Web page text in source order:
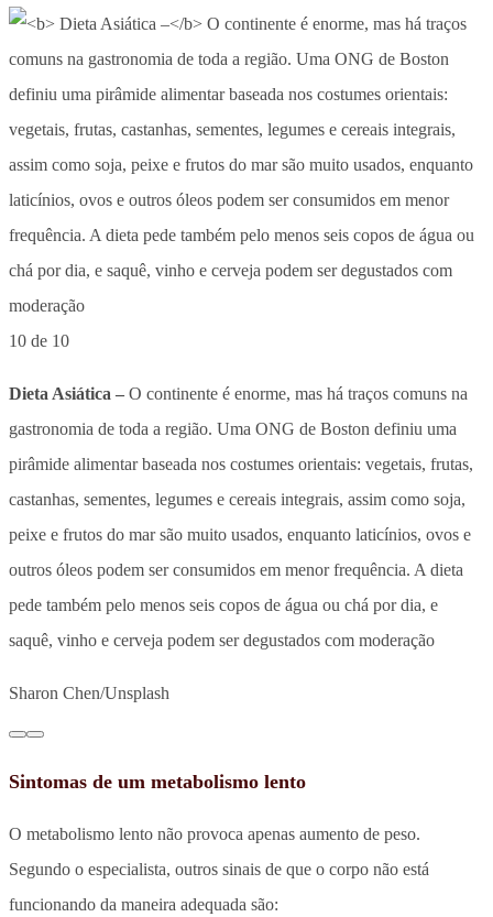
10 de 10
Dieta Asiática – O continente é enorme, mas há traços comuns na
gastronomia de toda a região. Uma ONG de Boston definiu uma
pirâmide alimentar baseada nos costumes orientais: vegetais, frutas,
castanhas, sementes, legumes e cereais integrais, assim como soja,
peixe e frutos do mar são muito usados, enquanto laticínios, ovos e
outros óleos podem ser consumidos em menor frequência. A dieta
pede também pelo menos seis copos de água ou chá por dia, e
saquê, vinho e cerveja podem ser degustados com moderação
Sharon Chen/Unsplash
Sintomas de um metabolismo lento
O metabolismo lento não provoca apenas aumento de peso.
Segundo o especialista, outros sinais de que o corpo não está
funcionando da maneira adequada são: